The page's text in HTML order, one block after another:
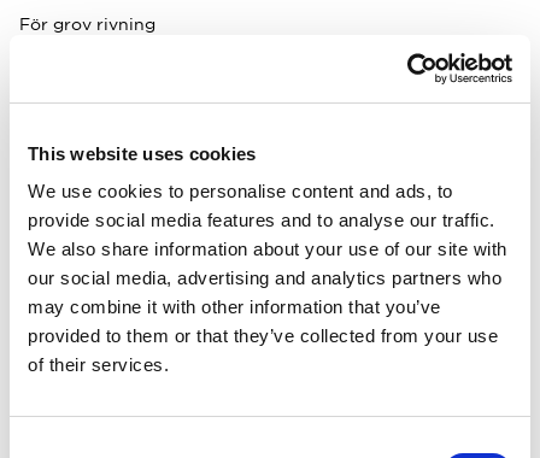
This website uses cookies
We use cookies to personalise content and ads, to
provide social media features and to analyse our traffic.
We also share information about your use of our site with
our social media, advertising and analytics partners who
may combine it with other information that you’ve
provided to them or that they’ve collected from your use
of their services.
För grov rivning
1 350.00 SEK
Färg:
Denna produkt säljs exklusivt via vår amerikanska distributör Grand
Forest.
Hitta din närmaste återförsäljare här.